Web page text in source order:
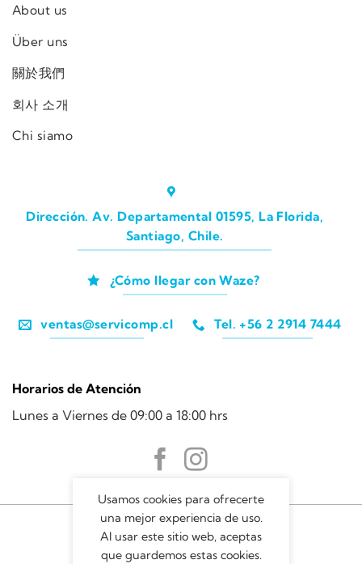
About us
Über uns
關於我們
회사 소개
Chi siamo
Dirección. Av. Departamental 01595, La Florida,
Santiago, Chile.
¿Cómo llegar con Waze?
ventas@servicomp.cl Tel. +56 2 2914 7444
Horarios de Atención
Lunes a Viernes de 09:00 a 18:00 hrs
Usamos cookies para ofrecerte
una mejor experiencia de uso.
Al usar este sitio web, aceptas
que guardemos estas cookies.